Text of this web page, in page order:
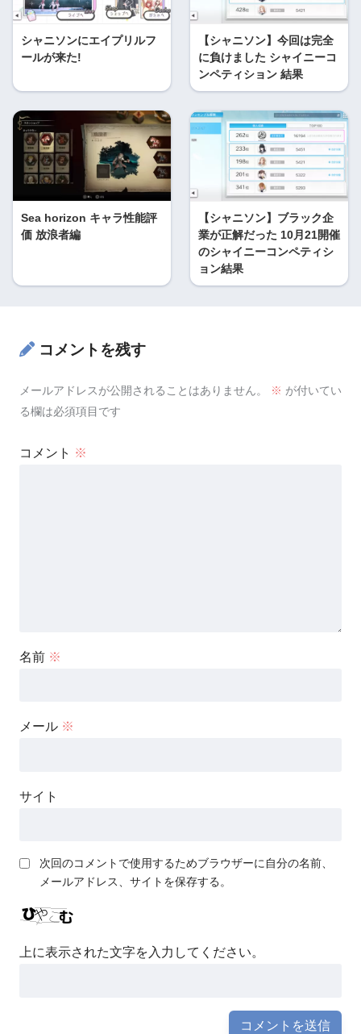
シャニソンにエイプリルフ
ールが来た!
【シャニソン】今回は完全
に負けました シャイニーコ
ンペティション 結果
Sea horizon キャラ性能評
価 放浪者編
【シャニソン】ブラック企
業が正解だった 10月21開催
のシャイニーコンペティシ
ョン結果
コメントを残す
メールアドレスが公開されることはありません。 ※ が付いてい
る欄は必須項目です
コメント ※
名前 ※
メール ※
サイト
次回のコメントで使用するためブラウザーに自分の名前、
メールアドレス、サイトを保存する。
上に表示された文字を入力してください。